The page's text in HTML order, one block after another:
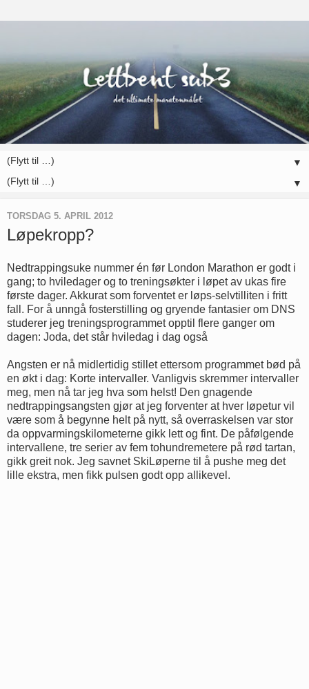
▼
▼
TORSDAG 5. APRIL 2012
Løpekropp?
Nedtrappingsuke nummer én før London Marathon er godt i
gang; to hviledager og to treningsøkter i løpet av ukas fire
første dager. Akkurat som forventet er løps-selvtilliten i fritt
fall. For å unngå fosterstilling og gryende fantasier om DNS
studerer jeg treningsprogrammet opptil flere ganger om
dagen: Joda, det står hviledag i dag også
Angsten er nå midlertidig stillet ettersom programmet bød på
en økt i dag: Korte intervaller. Vanligvis skremmer intervaller
meg, men nå tar jeg hva som helst! Den gnagende
nedtrappingsangsten gjør at jeg forventer at hver løpetur vil
være som å begynne helt på nytt, så overraskelsen var stor
da oppvarmingskilometerne gikk lett og fint. De påfølgende
intervallene, tre serier av fem tohundremetere på rød tartan,
gikk greit nok. Jeg savnet SkiLøperne til å pushe meg det
lille ekstra, men fikk pulsen godt opp allikevel.